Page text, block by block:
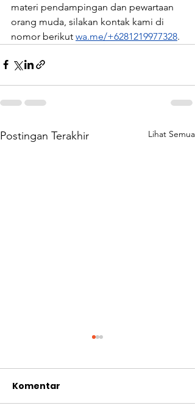
materi pendampingan dan pewartaan
orang muda, silakan kontak kami di
nomor berikut wa.me/+6281219977328.
Postingan Terakhir Lihat Semua
Komentar